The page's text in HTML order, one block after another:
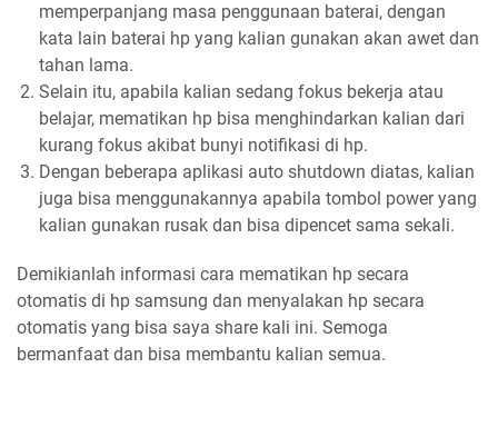
memperpanjang masa penggunaan baterai, dengan
kata lain baterai hp yang kalian gunakan akan awet dan
tahan lama.
Selain itu, apabila kalian sedang fokus bekerja atau
belajar, mematikan hp bisa menghindarkan kalian dari
kurang fokus akibat bunyi notifikasi di hp.
Dengan beberapa aplikasi auto shutdown diatas, kalian
juga bisa menggunakannya apabila tombol power yang
kalian gunakan rusak dan bisa dipencet sama sekali.
Demikianlah informasi cara mematikan hp secara
otomatis di hp samsung dan menyalakan hp secara
otomatis yang bisa saya share kali ini. Semoga
bermanfaat dan bisa membantu kalian semua.